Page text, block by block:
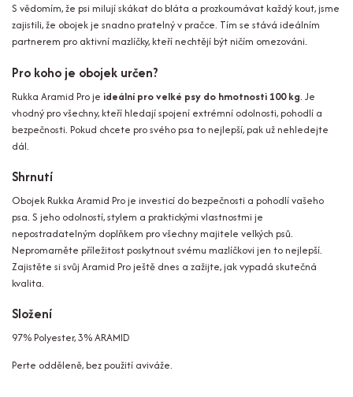
S vědomím, že psi milují skákat do bláta a prozkoumávat každý kout, jsme
zajistili, že obojek je snadno pratelný v pračce. Tím se stává ideálním
partnerem pro aktivní mazlíčky, kteří nechtějí být ničím omezováni.
Pro koho je obojek určen?
Rukka Aramid Pro je ideální pro velké psy do hmotnosti 100 kg. Je
vhodný pro všechny, kteří hledají spojení extrémní odolnosti, pohodlí a
bezpečnosti. Pokud chcete pro svého psa to nejlepší, pak už nehledejte
dál.
Shrnutí
Obojek Rukka Aramid Pro je investicí do bezpečnosti a pohodlí vašeho
psa. S jeho odolností, stylem a praktickými vlastnostmi je
nepostradatelným doplňkem pro všechny majitele velkých psů.
Nepromarněte příležitost poskytnout svému mazlíčkovi jen to nejlepší.
Zajistěte si svůj Aramid Pro ještě dnes a zažijte, jak vypadá skutečná
kvalita.
Složení
97% Polyester, 3% ARAMID
Perte odděleně, bez použití aviváže.